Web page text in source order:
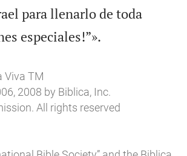
para llenarlo de toda
especiales!”».
Viva TM
2008 by Biblica, Inc.
All rights reserved